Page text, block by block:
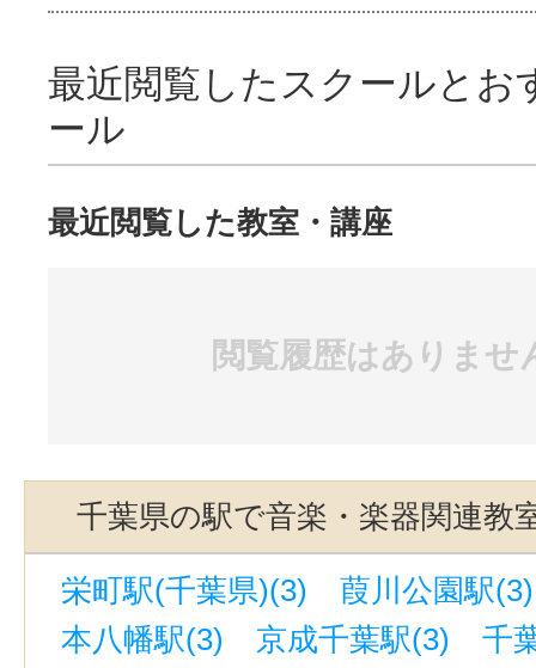
最近閲覧したスクールとお
ール
最近閲覧した教室・講座
閲覧履歴はありませ
千葉県の駅で音楽・楽器関連教
栄町駅(千葉県)(3)
葭川公園駅(3)
本八幡駅(3)
京成千葉駅(3)
千